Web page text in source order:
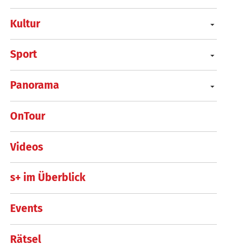
Kultur
Sport
Panorama
OnTour
Videos
s+ im Überblick
Events
Rätsel